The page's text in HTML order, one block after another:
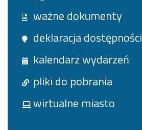
ważne dokumenty
deklaracja dostępności
kalendarz wydarzeń
pliki do pobrania
wirtualne miasto